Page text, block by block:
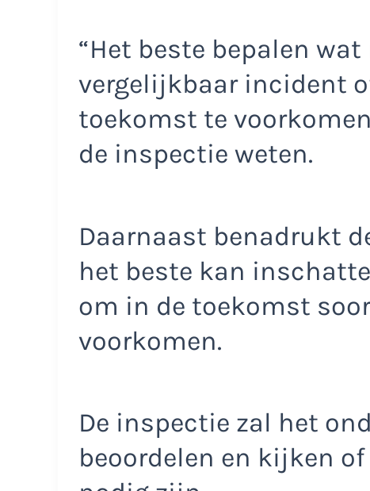
“Het beste bepalen
vergelijkbaar incident
toekomst te
de inspectie weten.
Daarnaast benadrukt
het beste kan
om in de toekomst
voorkomen.
De inspectie zal het
beoordelen en kijken